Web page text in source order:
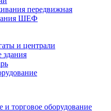
передвижная
ШЕФ
и централи
здания